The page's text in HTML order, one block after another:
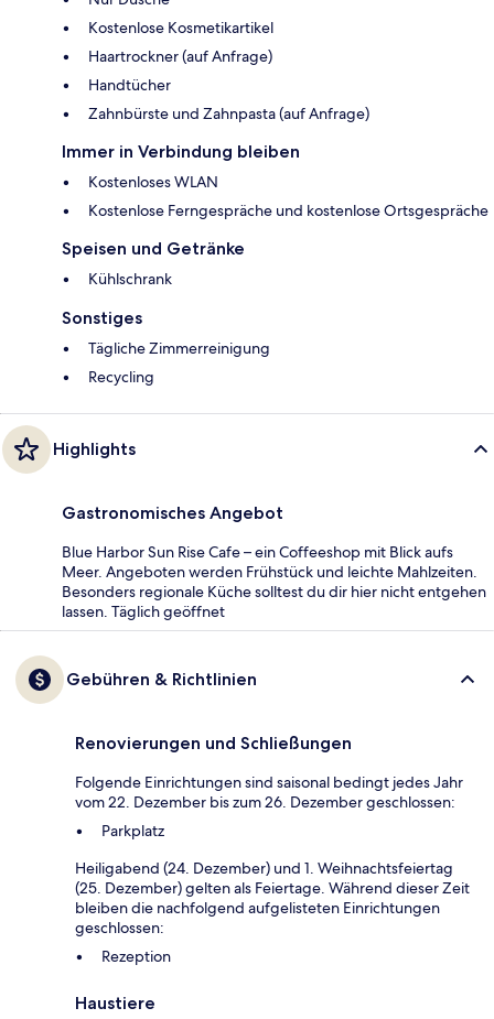
Kostenlose Kosmetikartikel
Haartrockner (auf Anfrage)
Handtücher
Zahnbürste und Zahnpasta (auf Anfrage)
Immer in Verbindung bleiben
Kostenloses WLAN
Kostenlose Ferngespräche und kostenlose Ortsgespräche
Speisen und Getränke
Kühlschrank
Sonstiges
Tägliche Zimmerreinigung
Recycling
Highlights
Gastronomisches Angebot
Blue Harbor Sun Rise Cafe – ein Coffeeshop mit Blick aufs
Meer. Angeboten werden Frühstück und leichte Mahlzeiten.
Besonders regionale Küche solltest du dir hier nicht entgehen
lassen. Täglich geöffnet
Gebühren & Richtlinien
Renovierungen und Schließungen
Folgende Einrichtungen sind saisonal bedingt jedes Jahr
vom 22. Dezember bis zum 26. Dezember geschlossen:
Parkplatz
Heiligabend (24. Dezember) und 1. Weihnachtsfeiertag
(25. Dezember) gelten als Feiertage. Während dieser Zeit
bleiben die nachfolgend aufgelisteten Einrichtungen
geschlossen:
Rezeption
Haustiere